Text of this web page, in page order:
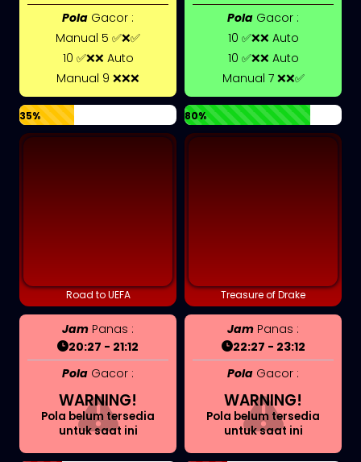
Pola Gacor :
Manual 5 ✅❌✅
10 ✅❌❌ Auto
Manual 9 ❌❌❌
35%
Pola Gacor :
10 ✅❌❌ Auto
10 ✅❌❌ Auto
Manual 7 ❌❌✅
80%
Road to UEFA
Jam Panas :
20:27 - 21:12
Pola Gacor :
WARNING!
Pola belum tersedia
untuk saat ini
Treasure of Drake
Jam Panas :
22:27 - 23:12
Pola Gacor :
WARNING!
Pola belum tersedia
untuk saat ini